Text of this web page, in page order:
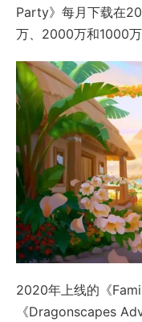
Party》每月下载在
万、2000万和1000万
2020年上线的《
《Dragonscapes